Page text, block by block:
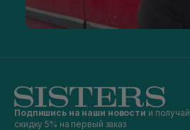
Подпишись на наши новости и получай
скидку 5% на первый заказ